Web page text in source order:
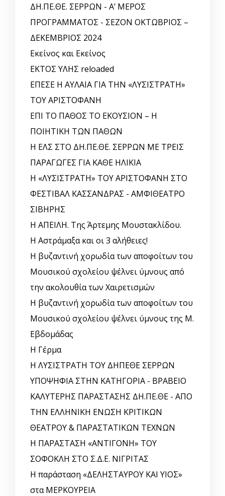
ΔΗ.ΠΕ.ΘΕ. ΣΕΡΡΩΝ - Α’ ΜΕΡΟΣ
ΠΡΟΓΡΑΜΜΑΤΟΣ - ΣΕΖΟΝ ΟΚΤΩΒΡΙΟΣ –
ΔΕΚΕΜΒΡΙΟΣ 2024
Εκείνος και Εκείνος
ΕΚΤΟΣ ΥΛΗΣ reloaded
ΕΠΕΣΕ Η ΑΥΛΑΙΑ ΓΙΑ ΤΗΝ «ΛΥΣΙΣΤΡΑΤΗ»
ΤΟΥ ΑΡΙΣΤΟΦΑΝΗ
ΕΠΙ ΤΟ ΠΑΘΟΣ ΤΟ ΕΚΟΥΣΙΟΝ – Η
ΠΟΙΗΤΙΚΗ ΤΩΝ ΠΑΘΩΝ
Η ΕΛΣ ΣΤΟ ΔΗ.ΠΕ.ΘΕ. ΣΕΡΡΩΝ ΜΕ ΤΡΕΙΣ
ΠΑΡΑΓΩΓΕΣ ΓΙΑ ΚΑΘΕ ΗΛΙΚΙΑ
Η «ΛΥΣΙΣΤΡΑΤΗ» ΤΟΥ ΑΡΙΣΤΟΦΑΝΗ ΣΤΟ
ΦΕΣΤΙΒΑΛ ΚΑΣΣΑΝΔΡΑΣ - ΑΜΦΙΘΕΑΤΡΟ
ΣΙΒΗΡΗΣ
Η ΑΠΕΙΛΗ. Της Άρτεμης Μουστακλίδου.
Η Αστράμαξα και οι 3 αλήθειες!
Η βυζαντινή χορωδία των αποφοίτων του
Μουσικού σχολείου ψέλνει ύμνους από
την ακολουθία των Χαιρετισμών
Η βυζαντινή χορωδία των αποφοίτων του
Μουσικού σχολείου ψέλνει ύμνους της Μ.
Εβδομάδας
Η Γέρμα
Η ΛΥΣΙΣΤΡΑΤΗ ΤΟΥ ΔΗΠΕΘΕ ΣΕΡΡΩΝ
ΥΠΟΨΗΦΙΑ ΣΤΗΝ ΚΑΤΗΓΟΡΙΑ - ΒΡΑΒΕΙΟ
ΚΑΛΥΤΕΡΗΣ ΠΑΡΑΣΤΑΣΗΣ ΔΗ.ΠΕ.ΘΕ - ΑΠΟ
ΤΗΝ ΕΛΛΗΝΙΚΗ ΕΝΩΣΗ ΚΡΙΤΙΚΩΝ
ΘΕΑΤΡΟΥ & ΠΑΡΑΣΤΑΤΙΚΩΝ ΤΕΧΝΩΝ
Η ΠΑΡΑΣΤΑΣΗ «ΑΝΤΙΓΟΝΗ» ΤΟΥ
ΣΟΦΟΚΛΗ ΣΤΟ Σ.Δ.Ε. ΝΙΓΡΙΤΑΣ
Η παράσταση «ΔΕΛΗΣΤΑΥΡΟΥ ΚΑΙ ΥΙΟΣ»
στα ΜΕΡΚΟΥΡΕΙΑ